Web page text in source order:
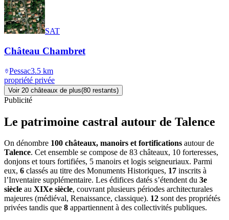
SAT
Château Chambret
Pessac3.5 km
propriété privée
Voir 20 châteaux de plus(80 restants)
Publicité
Le patrimoine castral autour de Talence
On dénombre 100 châteaux, manoirs et fortifications autour de
Talence. Cet ensemble se compose de 83 châteaux, 10 forteresses,
donjons et tours fortifiées, 5 manoirs et logis seigneuriaux. Parmi
eux, 6 classés au titre des Monuments Historiques, 17 inscrits à
l’Inventaire supplémentaire. Les édifices datés s’étendent du 3e
siècle au XIXe siècle, couvrant plusieurs périodes architecturales
majeures (médiéval, Renaissance, classique). 12 sont des propriétés
privées tandis que 8 appartiennent à des collectivités publiques.